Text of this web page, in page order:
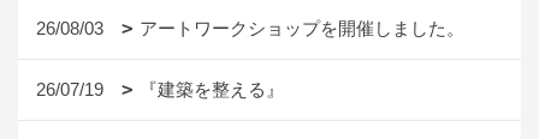
26/08/03 アートワークショップを開催しました。
26/07/19 『建築を整える』